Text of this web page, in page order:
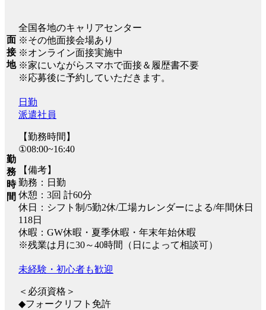
面
接
地
全国各地のキャリアセンター
※その他面接会場あり
※オンライン面接実施中
※家にいながらスマホで面接＆履歴書不要
※応募後に予約していただきます。
勤
務
時
間
日勤
派遣社員
【勤務時間】
①08:00~16:40
【備考】
勤務：日勤
休憩：3回 計60分
休日：シフト制/5勤2休/工場カレンダーによる/年間休日
118日
休暇：GW休暇・夏季休暇・年末年始休暇
※残業は月に30～40時間（日によって相談可）
未経験・初心者も歓迎
＜必須資格＞
◆フォークリフト免許